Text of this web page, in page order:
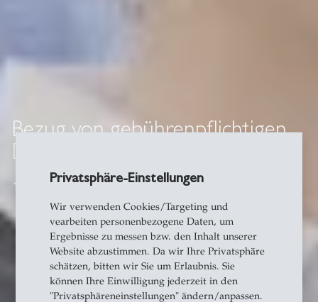
Privatsphäre-Einstellungen
Wir verwenden Cookies/Targeting und
vearbeiten personenbezogene Daten, um
Ergebnisse zu messen bzw. den Inhalt unserer
Website abzustimmen. Da wir Ihre Privatsphäre
schätzen, bitten wir Sie um Erlaubnis. Sie
können Ihre Einwilligung jederzeit in den
"Privatsphäreneinstellungen" ändern/anpassen.
Bezug von gebührenpflichtigen
Dienstleistungen
south Nach unten scrollen